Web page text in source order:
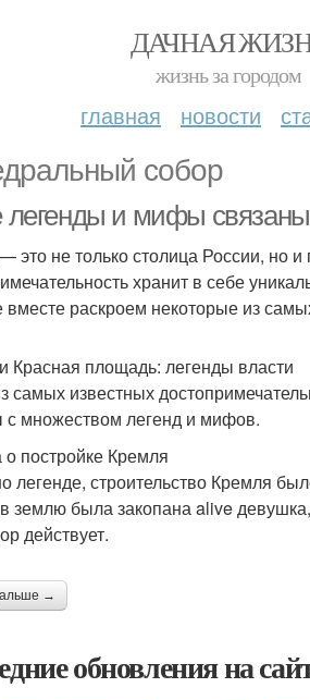
ДАЧНАЯ
жизнь за городом
главная новости
собор
легенды и мифы
это не только столица России, но
хранит в себе
вместе раскроем некоторые из
Красная площадь: легенды власти
самых известных
с множеством легенд и мифов.
о постройке Кремля
легенде, строительство Кремля
землю была закопана alive
действует.
→
обновления на